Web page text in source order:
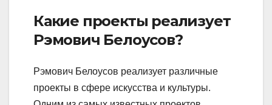
Какие проекты реализует
Рэмович Белоусов?
Рэмович Белоусов реализует различные
проекты в сфере искусства и культуры.